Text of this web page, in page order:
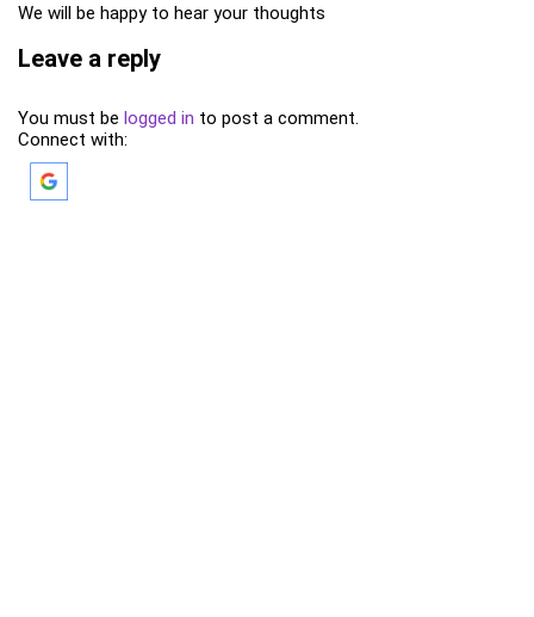
We will be happy to hear your thoughts
Leave a reply
You must be logged in to post a comment.
Connect with: